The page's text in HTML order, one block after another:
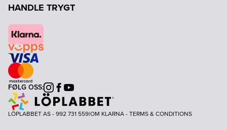
HANDLE TRYGT
FØLG OSS:Instagram
Facebook
Youtube
LÖPLABBET AS - 992 731 559|OM KLARNA-TERMS & CONDITIONS